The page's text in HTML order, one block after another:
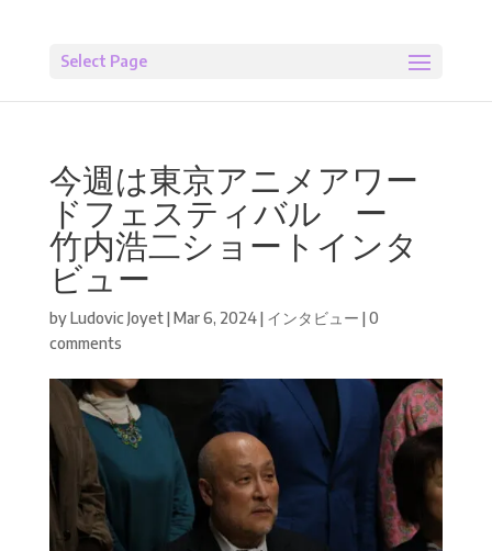
Select Page
今週は東京アニメアワー
ドフェスティバル ー
竹内浩二ショートインタ
ビュー
byLudovic Joyet|Mar 6, 2024| インタビュー |0
comments